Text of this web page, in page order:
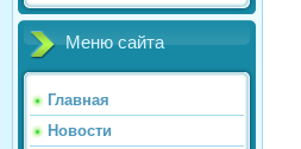
Меню сайта
Главная
Новости